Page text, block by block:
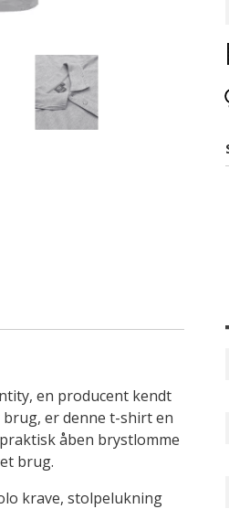
en producent kendt
er denne t-shirt en
åben brystlomme
brug.
krave, stolpelukning